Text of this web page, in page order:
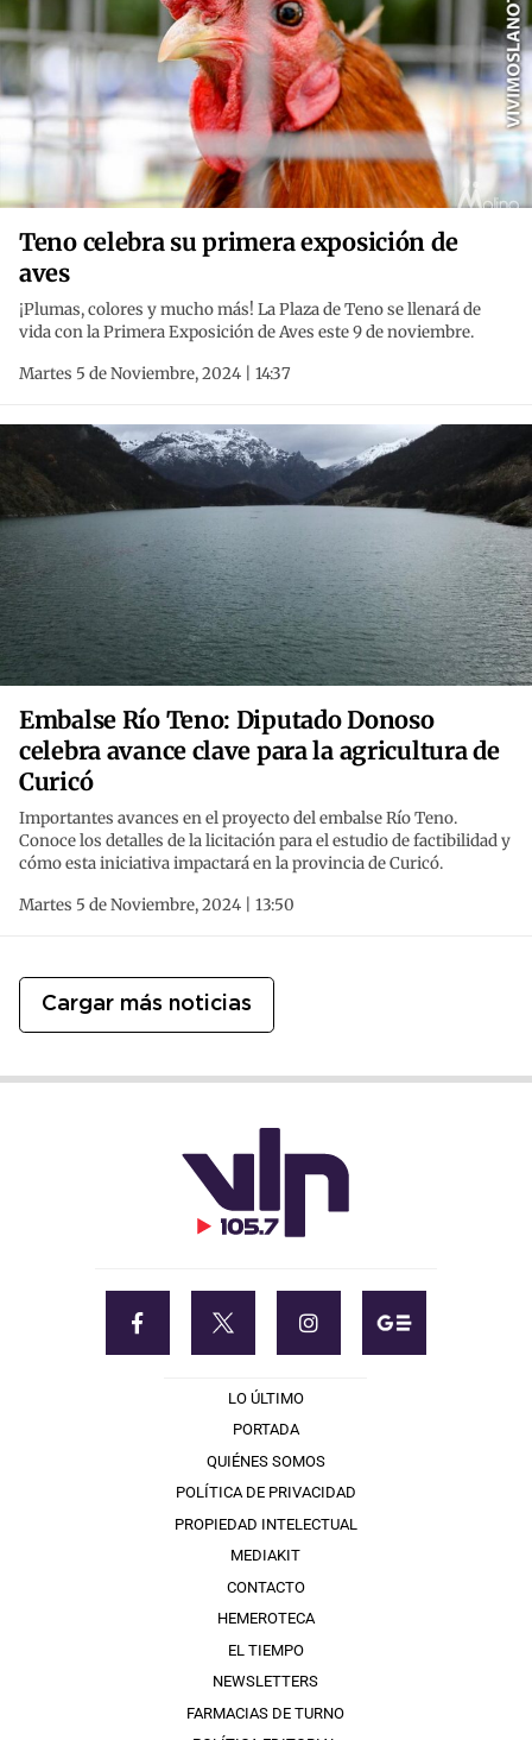
Teno celebra su primera exposición de
aves
¡Plumas, colores y mucho más! La Plaza de Teno se llenará de
vida con la Primera Exposición de Aves este 9 de noviembre.
Martes 5 de Noviembre, 2024 | 14:37
Embalse Río Teno: Diputado Donoso
celebra avance clave para la agricultura de
Curicó
Importantes avances en el proyecto del embalse Río Teno.
Conoce los detalles de la licitación para el estudio de factibilidad y
cómo esta iniciativa impactará en la provincia de Curicó.
Martes 5 de Noviembre, 2024 | 13:50
Cargar más noticias
LO ÚLTIMO
PORTADA
QUIÉNES SOMOS
POLÍTICA DE PRIVACIDAD
PROPIEDAD INTELECTUAL
MEDIAKIT
CONTACTO
HEMEROTECA
EL TIEMPO
NEWSLETTERS
FARMACIAS DE TURNO